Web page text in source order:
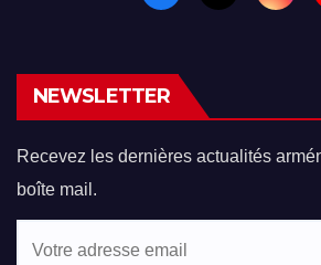
NEWSLETTER
Recevez les dernières actualités
boîte mail.